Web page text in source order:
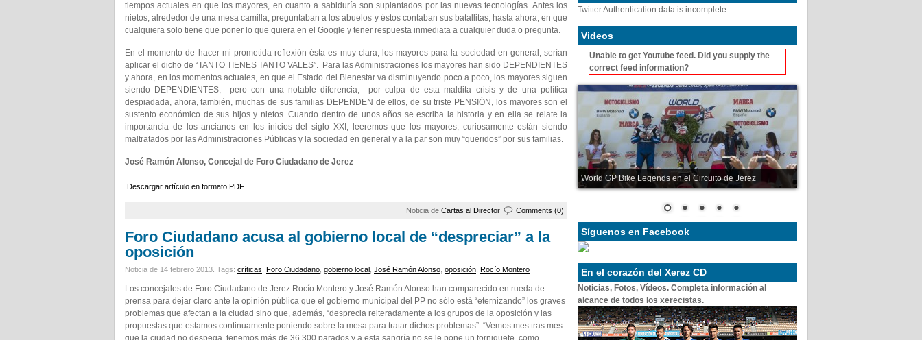
tiempos actuales en que los mayores, en cuanto a sabiduría son suplantados por las nuevas tecnologías. Antes los
nietos, alrededor de una mesa camilla, preguntaban a los abuelos y éstos contaban sus batallitas, hasta ahora; en que
cualquiera solo tiene que poner lo que quiera en el Google y tener respuesta inmediata a cualquier duda o pregunta.
En el momento de hacer mi prometida reflexión ésta es muy clara; los mayores para la sociedad en general, serían
aplicar el dicho de “TANTO TIENES TANTO VALES”. Para las Administraciones los mayores han sido DEPENDIENTES
y ahora, en los momentos actuales, en que el Estado del Bienestar va disminuyendo poco a poco, los mayores siguen
siendo DEPENDIENTES, pero con una notable diferencia, por culpa de esta maldita crisis y de una política
despiadada, ahora, también, muchas de sus familias DEPENDEN de ellos, de su triste PENSIÓN, los mayores son el
sustento económico de sus hijos y nietos. Cuando dentro de unos años se escriba la historia y en ella se relate la
importancia de los ancianos en los inicios del siglo XXI, leeremos que los mayores, curiosamente están siendo
maltratados por las Administraciones Públicas y la sociedad en general y a la par son muy “queridos” por sus familias.
José Ramón Alonso, Concejal de Foro Ciudadano de Jerez
Descargar artículo en formato PDF
Noticia de Cartas al Director Comments (0)
Foro Ciudadano acusa al gobierno local de “despreciar” a la
oposición
Noticia de 14 febrero 2013. Tags: críticas Foro Ciudadano gobierno local José Ramón Alonso oposición Rocío Montero
Los concejales de Foro Ciudadano de Jerez Rocío Montero y José Ramón Alonso han comparecido en rueda de
prensa para dejar claro ante la opinión pública que el gobierno municipal del PP no sólo está “eternizando” los graves
problemas que afectan a la ciudad sino que, además, “desprecia reiteradamente a los grupos de la oposición y las
propuestas que estamos continuamente poniendo sobre la mesa para tratar dichos problemas”. “Vemos mes tras mes
que la ciudad no despega, tenemos más de 36.300 parados y a esta sangría no se le pone un torniquete, como
Twitter Authentication data is incomplete
Videos
Unable to get Youtube feed. Did you supply the
correct feed information?
World GP Bike Legends en el Circuito de Jerez
Síguenos en Facebook
En el corazón del Xerez CD
Noticias, Fotos, Vídeos. Completa información al
alcance de todos los xerecistas.